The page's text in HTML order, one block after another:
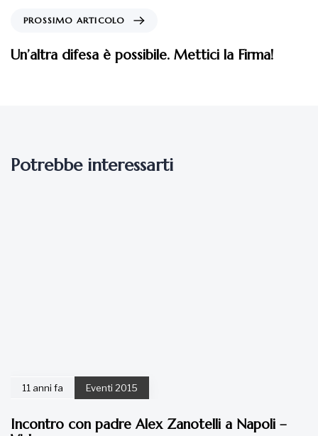
PROSSIMO ARTICOLO
Un’altra difesa è possibile. Mettici la Firma!
Potrebbe interessarti
11 anni fa Eventi 2015
Incontro con padre Alex Zanotelli a Napoli –